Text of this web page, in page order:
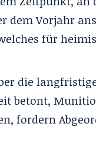
dem Vorjahr
für
die
betont,
fordern